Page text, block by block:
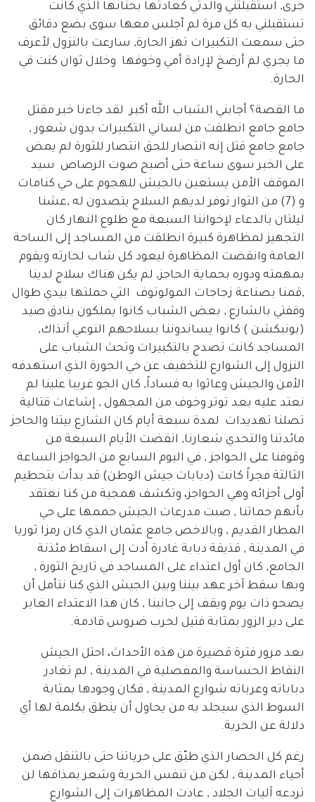
جرى, استقبلتني والدتي كعادتها بحنانها الذي كانت
تستقبلني به كل مرة لم أجلس معها سوى بضع دقائق
حتى سمعت التكبيرات تهز الحارة, سارعت بالنزول لأعرف
ما يجري لم أرضخ لإرادة أمي وخوفها وخلال ثوان كنت في
الحارة.
ما القصة؟ أجابني الشباب الله أكبر لقد جاءنا خبر مقتل
جامع جامع انطلقت من لساني التكبيرات بدون شعور ,
جامع جامع قتل إنه انتصار للحق انتصار للثورة لم يمض
على الخبر سوى ساعة حتى أصبح صوت الرصاص سيد
الموقف الأمن يستعين بالجيش للهجوم على حي كنامات
و (7) من الثوار توفر لديهم السلاح يتصدون له ,عشنا
ليلتان بالدعاء لإخواننا السبعة مع طلوع النهار كان
التجهيز لمظاهرة كبيرة انطلقت من المساجد إلى الساحة
العامة وانقضت المظاهرة ليعود كل شاب لحارته ويقوم
بمهمته ودوره بحماية الحاجز, لم يكن هناك سلاح لدينا
,قمنا بصناعة زجاجات المولوتوف التي حملتها بيدي طوال
وقفتي بالشارع , بعض الشباب كانوا يملكون بنادق صيد
(بونبكشن ) كانوا يساندوننا بسلاحهم النوعي آنذاك,
المساجد كانت تصدح بالتكبيرات وتحث الشباب على
النزول إلى الشوارع للتخفيف عن حي الجورة الذي استهدفه
الأمن والجيش وعاثوا به فساداً, كان الجو غريبا علينا لم
نعتد عليه بعد توتر وخوف من المجهول , إشاعات قتالية
تصلنا تهديدات لمدة سبعة أيام كان الشارع بيتنا والحاجز
مائدتنا والتحدي شعارنا, انقضت الأيام السبعة من
وقوفنا على الحواجز , في اليوم السابع من الحواجز الساعة
الثالثة فجراً كانت (دبابات جيش الوطن) قد بدأت بتحطيم
أولى أجزائه وهي الحواجز، وتكشف همجية من كنا نعتقد
بأنهم حماتنا , صبت مدرعات الجيش حممها على حي
المطار القديم , وبالاخص جامع عثمان الذي كان رمزا ثوريا
في المدينة , قذيقة دبابة غادرة أدت إلى اسقاط مئذنة
الجامع, كان أول اعتداء على المساجد في تاريخ الثورة ,
وبها سقط آخر عهد بيننا وبين الجيش الذي كنا نتأمل أن
يصحو ذات يوم ويقف إلى جانبنا , كان هذا الاعتداء الغابر
على دير الزور بمثابة فتيل لحرب ضروس قادمة.
بعد مرور فترة قصيرة من هذه الأحداث، احتل الجيش
النقاط الحساسة والمفصلية في المدينة , لم تغادر
دباباته وعرباته شوارع المدينة , فكان وجودها بمثابة
السوط الذي سيجلد به من يحاول أن ينطق بكلمة لها أي
دلالة عن الحرية.
رغم كل الحصار الذي طبّق على حرياتنا حتى بالتنقل ضمن
أحياء المدينة , لكن من تنفس الحرية وشعر بمذاقها لن
تردعه آليات الجلاد , عادت المظاهرات إلى الشوارع